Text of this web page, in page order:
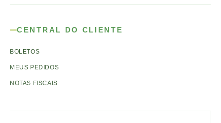
CENTRAL DO CLIENTE
BOLETOS
MEUS PEDIDOS
NOTAS FISCAIS